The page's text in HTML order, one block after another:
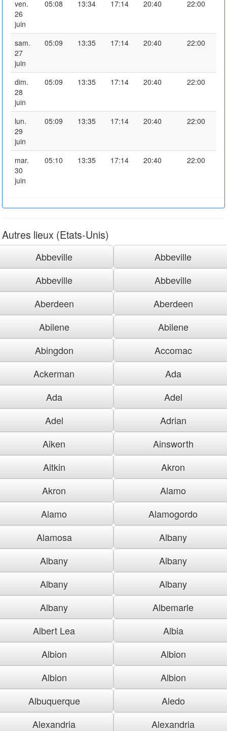
ven.
26
juin
05:08 13:34 17:14 20:40 22:00
sam.
27
juin
05:09 13:35 17:14 20:40 22:00
dim.
28
juin
05:09 13:35 17:14 20:40 22:00
lun.
29
juin
05:09 13:35 17:14 20:40 22:00
mar.
30
juin
05:10 13:35 17:14 20:40 22:00
Autres lieux (Etats-Unis)
Abbeville
Abbeville
Abbeville
Abbeville
Aberdeen
Aberdeen
Abilene
Abilene
Abingdon
Accomac
Ackerman
Ada
Ada
Adel
Adel
Adrian
Aiken
Ainsworth
Aitkin
Akron
Akron
Alamo
Alamo
Alamogordo
Alamosa
Albany
Albany
Albany
Albany
Albany
Albany
Albemarle
Albert Lea
Albia
Albion
Albion
Albion
Albion
Albuquerque
Aledo
Alexandria
Alexandria